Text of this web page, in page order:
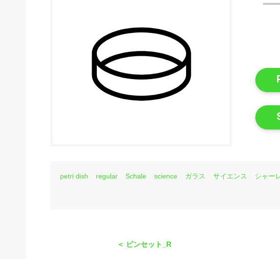
petri dish regular Schale science ガラス サイエンス シャー
＜ ピンセット_R